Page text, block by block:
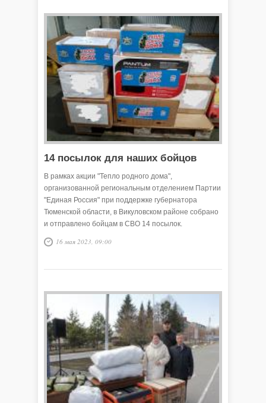
14 посылок для наших бойцов
В рамках акции "Тепло родного дома",
организованной региональным отделением Партии
"Единая Россия" при поддержке губернатора
Тюменской области, в Викуловском районе собрано
и отправлено бойцам в СВО 14 посылок.
16 мая 2023, 09:00